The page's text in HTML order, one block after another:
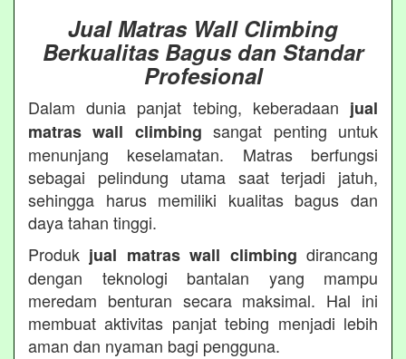
Jual Matras Wall Climbing
Berkualitas Bagus dan Standar
Profesional
Dalam dunia panjat tebing, keberadaan jual
matras wall climbing sangat penting untuk
menunjang keselamatan. Matras berfungsi
sebagai pelindung utama saat terjadi jatuh,
sehingga harus memiliki kualitas bagus dan
daya tahan tinggi.
Produk jual matras wall climbing dirancang
dengan teknologi bantalan yang mampu
meredam benturan secara maksimal. Hal ini
membuat aktivitas panjat tebing menjadi lebih
aman dan nyaman bagi pengguna.